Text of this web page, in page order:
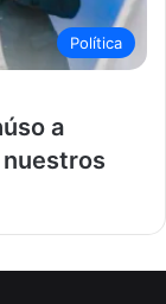
Política
a